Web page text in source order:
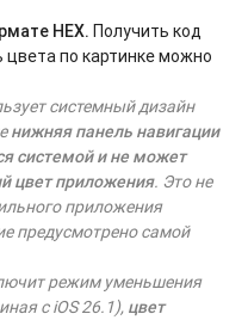
HEX. Получить код
по картинке можно
системный дизайн
нижняя панель навигации
системой и не может
цвет приложения. Это не
приложения
предусмотрено самой
режим уменьшения
с iOS 26.1), цвет